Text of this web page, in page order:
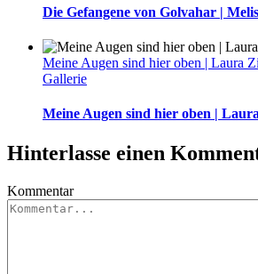
Die Gefangene von Golvahar |
Meine Augen sind hier oben | Laura
Gallerie
Meine Augen sind hier oben |
Hinterlasse einen
Kommentar